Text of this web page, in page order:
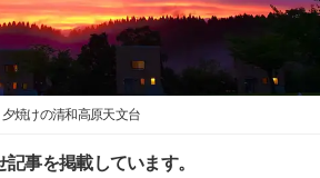
夕焼けの清和高原天文台
事を掲載しています。